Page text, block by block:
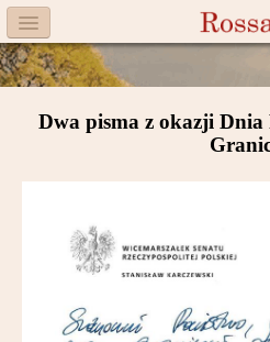
Menu
Facebook
Komitet
Aktualności
Książka
Moneta
Cegiełki
Dwa pisma z okazji